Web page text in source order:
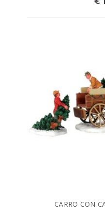
CARRO CON